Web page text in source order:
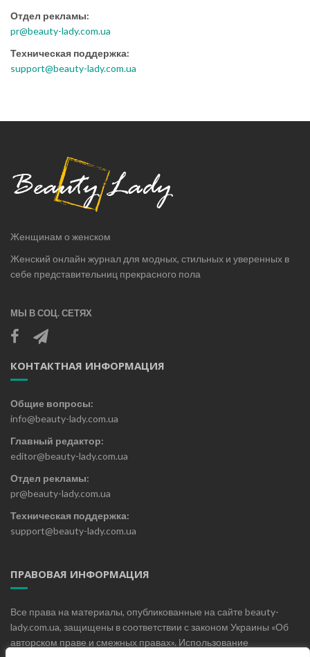
Отдел рекламы:
pr@beauty-lady.com.ua
Техническая поддержка:
support@beauty-lady.com.ua
Женщинам о женском
Женский онлайн журнал для модных, стильных и уверенных в
себе представительниц прекрасного пола
МЫ В СОЦ. СЕТЯХ
КОНТАКТНАЯ ИНФОРМАЦИЯ
Общие вопросы:
info@beauty-lady.com.ua
Главный редактор:
editor@beauty-lady.com.ua
Отдел рекламы:
pr@beauty-lady.com.ua
Техническая поддержка:
support@beauty-lady.com.ua
ПРАВОВАЯ ИНФОРМАЦИЯ
Все права на материалы, опубликованные на сайте beauty-
lady.com.ua, защищены в соответствии с законом Украины «Об
авторском праве и смежных правах». Использование